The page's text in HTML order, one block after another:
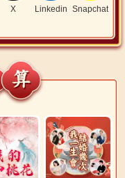
X Linkedin Snapchat